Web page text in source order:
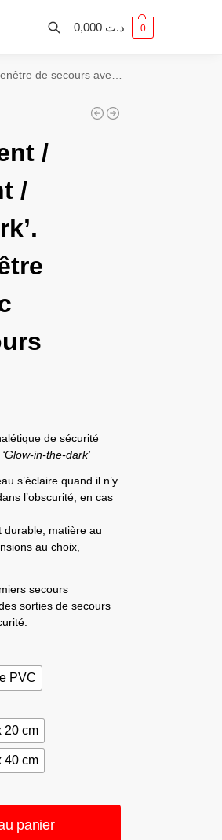
0,000 د.ت 0
échelle de secours (droite)
/
/
de sécurité
‘Glow-in-the-dark’
s’éclaire quand il n’y
l’obscurité, en cas
durable, matière au
au choix,
secours
sorties de secours
PVC
20 cm
40 cm
panier